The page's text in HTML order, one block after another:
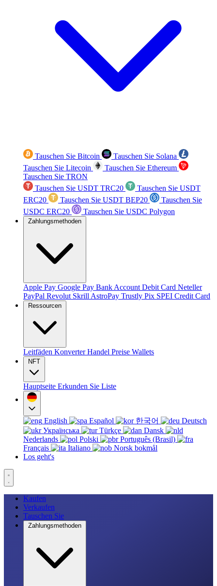
Tauschen Sie Bitcoin
Tauschen Sie Solana
Tauschen Sie Litecoin
Tauschen Sie Ethereum
Tauschen Sie TRON
Tauschen Sie USDT TRC20
Tauschen Sie USDT
ERC20
Tauschen Sie USDT BEP20
Tauschen Sie
USDC ERC20
Tauschen Sie USDC Polygon
Zahlungsmethoden
Apple Pay Google Pay Bank Account Debit Card Neteller
PayPal Revolut Skrill AstroPay Trustly Pix SPEI Credit Card
Ressourcen
Leitfäden KonverterHandel Preise Wallets
NFT
Hauptseite Erkunden Sie Liste
English Español 한국어
Deutsch
Українська
Türkçe
Dansk
Nederlands
Polski
Português (Brasil)
Français
Italiano
Norsk bokmål
Los geht's
Kaufen
Verkaufen
Tauschen Sie
Zahlungsmethoden